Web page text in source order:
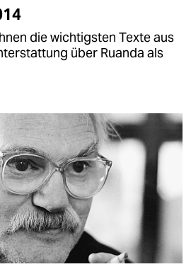
die wichtigsten Texte aus
über Ruanda als